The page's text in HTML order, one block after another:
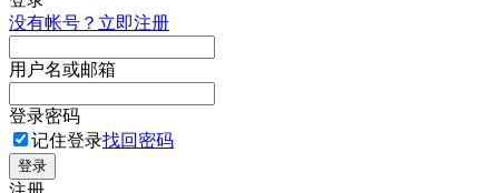
没有帐号？立即注册
用户名或邮箱
登录密码
记住登录找回密码
登录